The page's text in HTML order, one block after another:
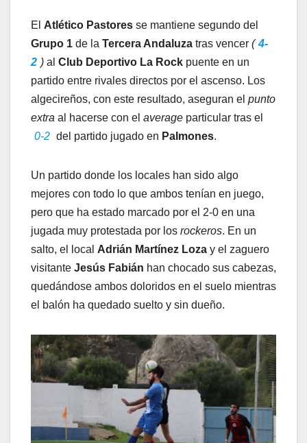
El Atlético Pastores se mantiene segundo del
Grupo 1 de la Tercera Andaluza tras vencer ( 4-
2 ) al Club Deportivo La Rock puente en un
partido entre rivales directos por el ascenso. Los
algecireños, con este resultado, aseguran el punto
extra al hacerse con el average particular tras el
0-2 del partido jugado en Palmones.
Un partido donde los locales han sido algo
mejores con todo lo que ambos tenían en juego,
pero que ha estado marcado por el 2-0 en una
jugada muy protestada por los rockeros. En un
salto, el local Adrián Martínez Loza y el zaguero
visitante Jesús Fabián han chocado sus cabezas,
quedándose ambos doloridos en el suelo mientras
el balón ha quedado suelto y sin dueño.